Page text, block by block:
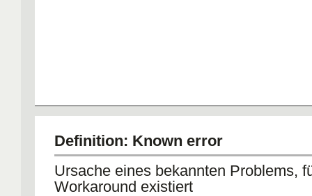
Definition: Known error
Ursache eines bekannten Problems,
Workaround existiert